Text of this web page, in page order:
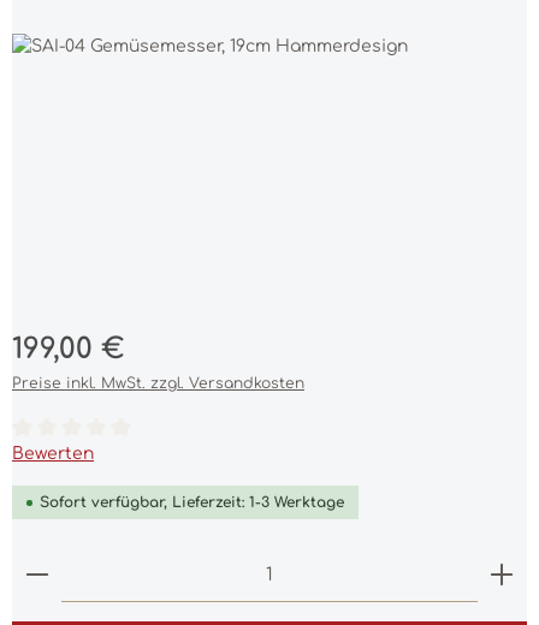
Bildergalerie überspringen
Regulärer Preis:
199,00 €
Preise inkl. MwSt. zzgl. Versandkosten
Durchschnittliche Bewertung von 0 von 5 Sternen
Bewerten
Sofort verfügbar, Lieferzeit: 1-3 Werktage
Produkt Anzahl: Gib den gewünschten Wert